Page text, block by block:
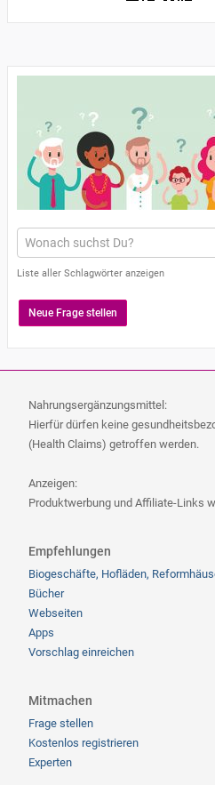
Liste aller Schlagwörter anzeigen
Neue Frage stellen
Nahrungsergänzungsmittel:
Hierfür dürfen keine
(Health Claims) getroffen werden.
Anzeigen:
Produktwerbung und Affiliate-Links
Empfehlungen
Biogeschäfte, Hofläden,
Bücher
Webseiten
Apps
Vorschlag einreichen
Mitmachen
Frage stellen
Kostenlos registrieren
Experten